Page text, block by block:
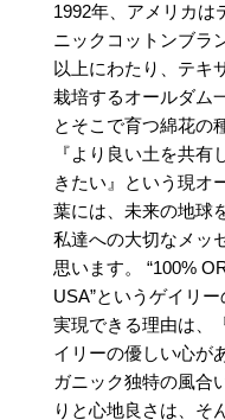
1992年、アメリカは
ニックコットンブラ
以上にわたり、テキ
栽培するオールダム
とそこで育つ綿花の
『より良い土を共
きたい』という現オ
葉には、未来の地球
私達への大切なメッ
思います。 “100%
USA”というゲイリ
実現できる理由は、
イリーの優しい心が
ガニック独特の風合
りと心地良さは、そ